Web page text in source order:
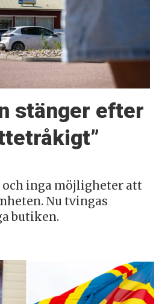
stänger efter
inga möjligheter att
Nu tvingas
butiken.